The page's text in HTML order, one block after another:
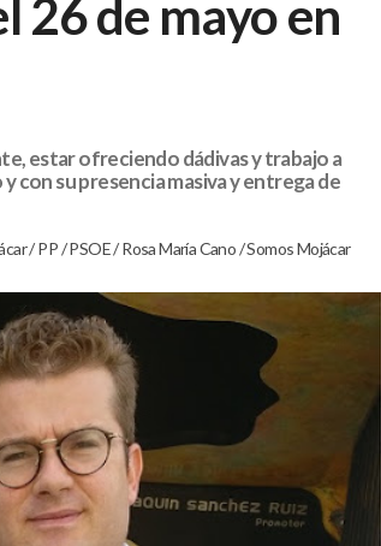
26 de mayo en
estar ofreciendo dádivas y trabajo a
su presencia masiva y entrega de
/PP/PSOE/Rosa María Cano/Somos Mojácar